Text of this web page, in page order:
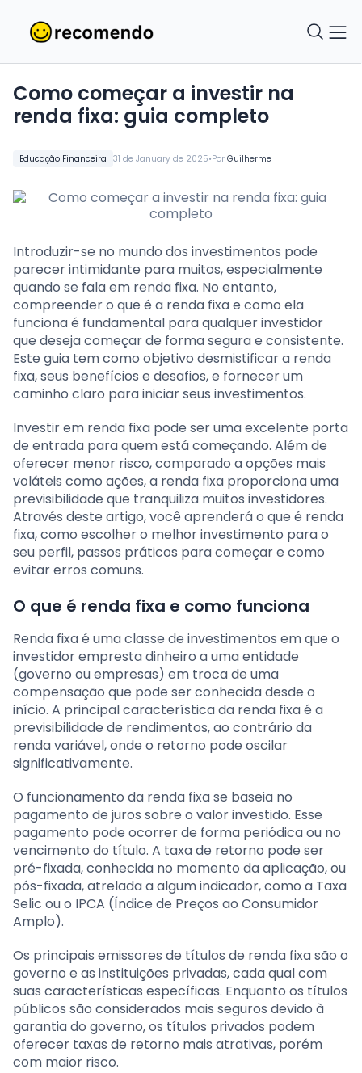
Educação Financeira 31 de January de 2025•Por Guilherme
Como começar a investir na
renda fixa: guia completo
Introduzir-se no mundo dos investimentos pode
parecer intimidante para muitos, especialmente
quando se fala em renda fixa. No entanto,
compreender o que é a renda fixa e como ela
funciona é fundamental para qualquer investidor
que deseja começar de forma segura e consistente.
Este guia tem como objetivo desmistificar a renda
fixa, seus benefícios e desafios, e fornecer um
caminho claro para iniciar seus investimentos.
Investir em renda fixa pode ser uma excelente porta
de entrada para quem está começando. Além de
oferecer menor risco, comparado a opções mais
voláteis como ações, a renda fixa proporciona uma
previsibilidade que tranquiliza muitos investidores.
Através deste artigo, você aprenderá o que é renda
fixa, como escolher o melhor investimento para o
seu perfil, passos práticos para começar e como
evitar erros comuns.
O que é renda fixa e como funciona
Renda fixa é uma classe de investimentos em que o
investidor empresta dinheiro a uma entidade
(governo ou empresas) em troca de uma
compensação que pode ser conhecida desde o
início. A principal característica da renda fixa é a
previsibilidade de rendimentos, ao contrário da
renda variável, onde o retorno pode oscilar
significativamente.
O funcionamento da renda fixa se baseia no
pagamento de juros sobre o valor investido. Esse
pagamento pode ocorrer de forma periódica ou no
vencimento do título. A taxa de retorno pode ser
pré-fixada, conhecida no momento da aplicação, ou
pós-fixada, atrelada a algum indicador, como a Taxa
Selic ou o IPCA (Índice de Preços ao Consumidor
Amplo).
Os principais emissores de títulos de renda fixa são o
governo e as instituições privadas, cada qual com
suas características específicas. Enquanto os títulos
públicos são considerados mais seguros devido à
garantia do governo, os títulos privados podem
oferecer taxas de retorno mais atrativas, porém
com maior risco.